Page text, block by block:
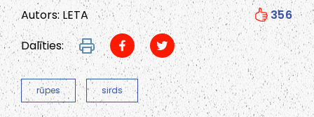
Autors: LETA
356
Dalīties:
rūpes sirds